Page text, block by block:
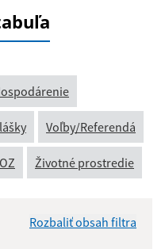
Voľby/Referendá
Životné prostredie
Rozbaliť obsah filtra